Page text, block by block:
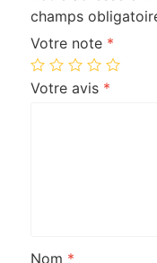
champs
Votre note *
Votre avis *
Nom *